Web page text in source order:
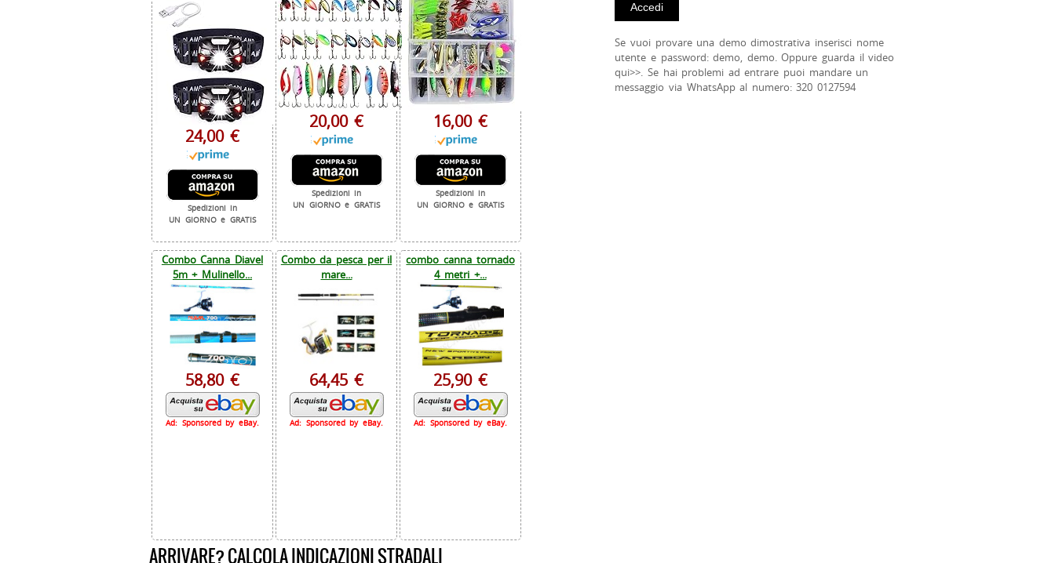
24,00 €
Spedizioni in
UN GIORNO e GRATIS
20,00 €
Spedizioni in
UN GIORNO e GRATIS
16,00 €
Spedizioni in
UN GIORNO e GRATIS
Combo Canna Diavel
5m + Mulinello...
58,80 €
Ad: Sponsored by eBay.
Combo da pesca per il
mare...
64,45 €
Ad: Sponsored by eBay.
combo canna tornado
4 metri +...
25,90 €
Ad: Sponsored by eBay.
ARRIVARE? CALCOLA INDICAZIONI STRADALI
Se vuoi provare una demo dimostrativa inserisci nome
utente e password: demo, demo. Oppure guarda il video
qui>>. Se hai problemi ad entrare puoi mandare un
messaggio via WhatsApp al numero: 320 0127594